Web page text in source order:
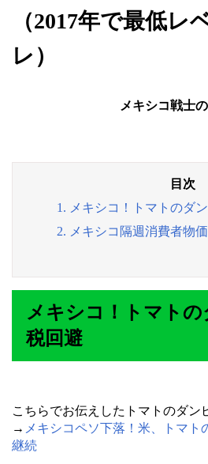
（2017年で最低レ
レ）
メキシコ戦士
1. メキシコ！トマトのダ
2. メキシコ隔週消費者物
メキシコ！トマトの
税回避
こちらでお伝えしたトマトのダ
→ メキシコペソ下落！米、トマト
継続